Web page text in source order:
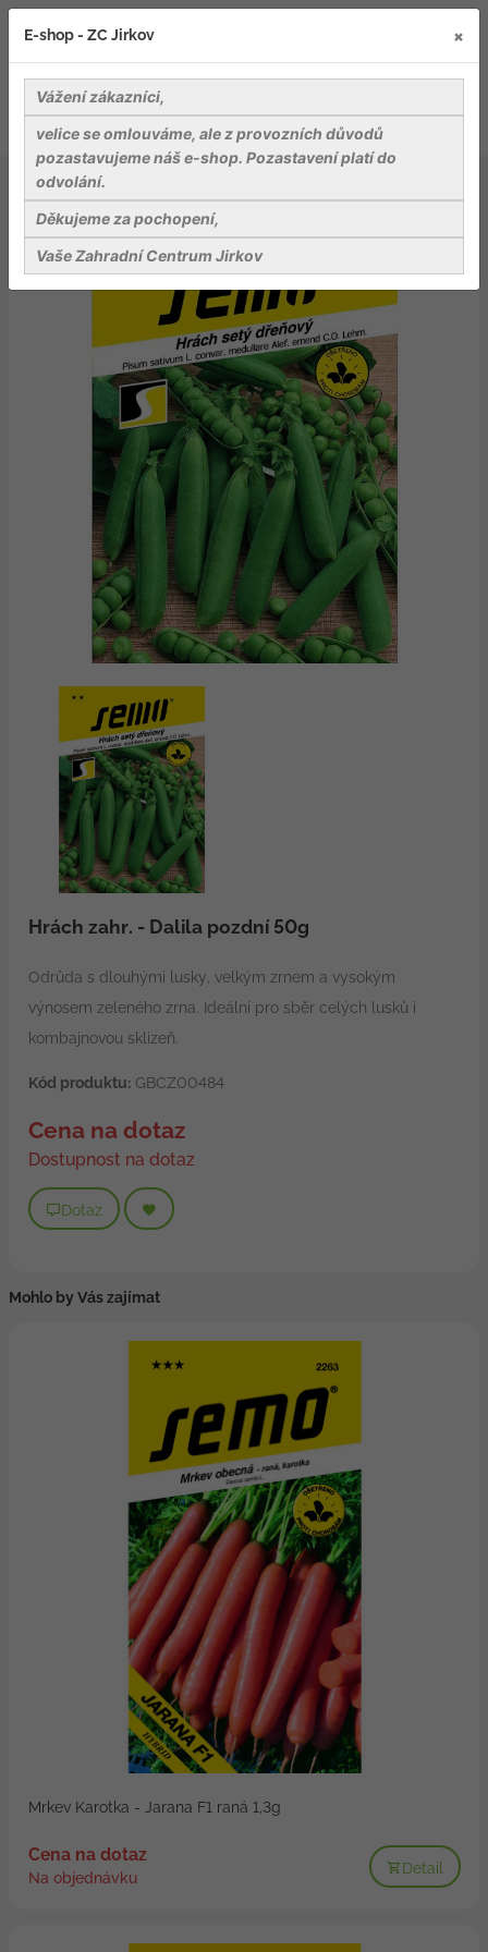
Osiva
Hrách zahr. - Dalila pozdní 50g
Odrůda s dlouhými lusky, velkým zrnem a vysokým
výnosem zeleného zrna. Ideální pro sběr celých lusků i
kombajnovou sklizeň.
Kód produktu:GBCZ00484
Cena na dotaz
Dostupnost na dotaz
Dotaz
Mohlo by Vás zajímat
Mrkev Karotka - Jarana F1 raná 1,3g
Cena na dotaz
Na objednávku
Detail
E-shop - ZC Jirkov ×
Vážení zákazníci,
velice se omlouváme, ale z provozních důvodů
pozastavujeme náš e-shop. Pozastavení platí do
odvolání.
Děkujeme za pochopení,
Vaše Zahradní Centrum Jirkov